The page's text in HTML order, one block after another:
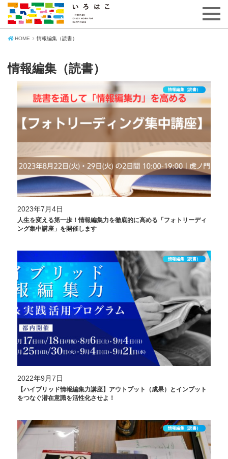
HOME 情報編集（読書）
情報編集（読書）
情報編集（読書）
2023年7月4日
人生を変える第一歩！情報編集力を徹底的に高める「フォトリーディ
ング集中講座」を開催します
情報編集（読書）
2022年9月7日
【ハイブリッド情報編集力講座】アウトプット（成果）とインプット
をつなぐ潜在意識を活性化させよ！
情報編集（読書）